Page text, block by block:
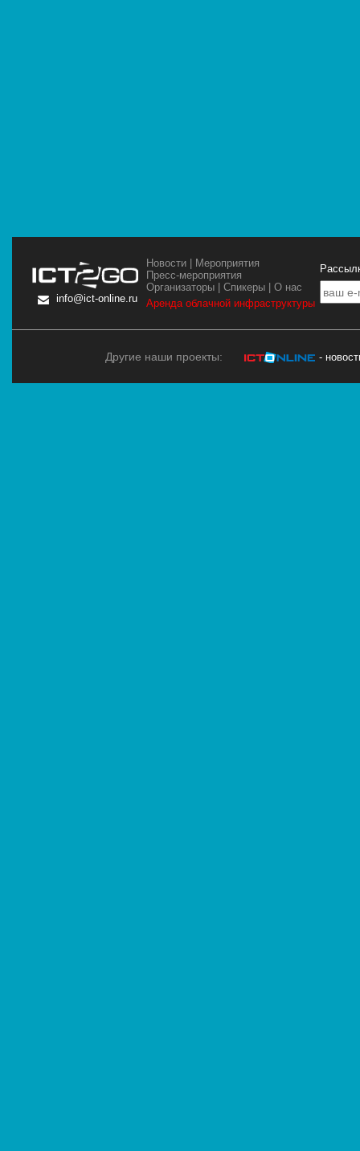
info@ict-online.ru
Новости
Мероприятия
Пресс-мероприятия
Организаторы |Спикеры |О нас
Аренда облачной инфраструктуры
Другие наши проекты: -